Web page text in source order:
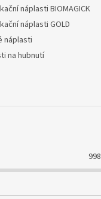
náplasti BIOMAGICK
náplasti GOLD
náplasti
na hubnutí
998